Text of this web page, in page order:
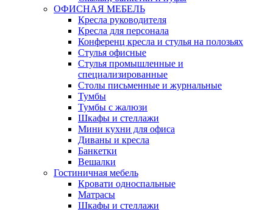
ОФИСНАЯ МЕБЕЛЬ
Кресла руководителя
Кресла для персонала
Конференц кресла и стулья на полозьях
Стулья офисные
Стулья промышленные и
специализированные
Столы письменные и журнальные
Тумбы
Тумбы с жалюзи
Шкафы и стеллажи
Мини кухни для офиса
Диваны и кресла
Банкетки
Вешалки
Гостиничная мебель
Кровати односпальные
Матрасы
Шкафы и стеллажи